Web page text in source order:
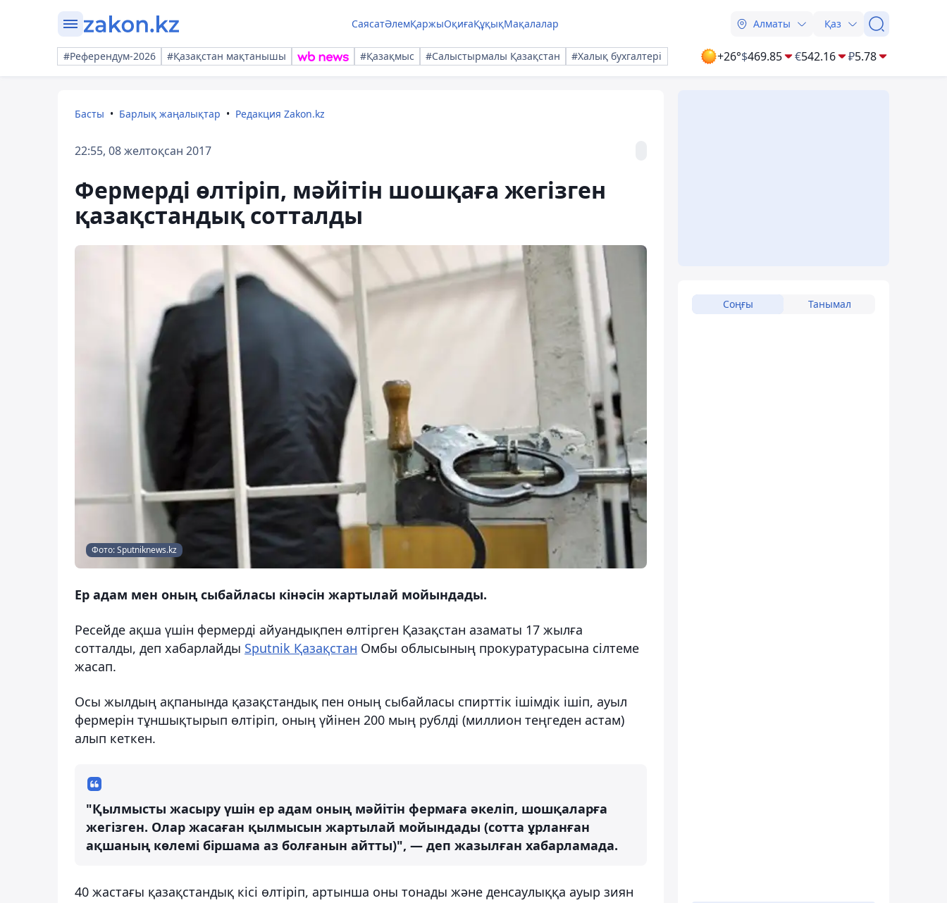
СаясатӘлемҚаржыОқиғаҚұқықМақалалар Алматы Қаз
#Референдум-2026 #Қазақстан мақтанышы #Қазақмыс #Салыстырмалы Қазақстан #Халық бухгалтері +26°$469.85 €542.16 ₽5.78
Басты Барлық жаңалықтар Редакция Zakon.kz
22:55, 08 желтоқсан 2017
Фермерді өлтіріп, мәйітін шошқаға жегізген
қазақстандық сотталды
Фото: Sputniknews.kz
Ер адам мен оның сыбайласы кінәсін жартылай мойындады.
Ресейде ақша үшін фермерді айуандықпен өлтірген Қазақстан азаматы 17 жылға
сотталды, деп хабарлайды Sputnik Қазақстан Омбы облысының прокуратурасына сілтеме
жасап.
Осы жылдың ақпанында қазақстандық пен оның сыбайласы спирттік ішімдік ішіп, ауыл
фермерін тұншықтырып өлтіріп, оның үйінен 200 мың рублді (миллион теңгеден астам)
алып кеткен.
"Қылмысты жасыру үшін ер адам оның мәйітін фермаға әкеліп, шошқаларға
жегізген. Олар жасаған қылмысын жартылай мойындады (сотта ұрланған
ақшаның көлемі біршама аз болғанын айтты)", — деп жазылған хабарламада.
40 жастағы қазақстандық кісі өлтіріп, артынша оны тонады және денсаулыққа ауыр зиян
Соңғы Танымал